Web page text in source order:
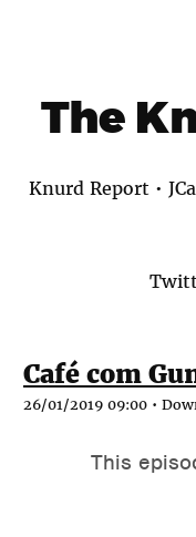
The
Knurd Report •
Café com
26/01/2019 09:00 •